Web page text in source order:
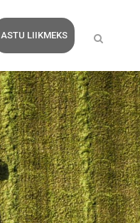
ASTU LIIKMEKS